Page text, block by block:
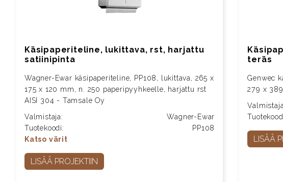
Käsipaperiteline, lukittava, rst, harjattu
satiinipinta
Wagner-Ewar käsipaperiteline, PP108, lukittava, 265 x
175 x 120 mm, n. 250 paperipyyhkeelle, harjattu rst
AISI 304 - Tamsale Oy
Valmistaja:
Wagner-Ewar
Tuotekoodi:
PP108
Katso värit
LISÄÄ PROJEKTIIN
teräs
Genwec
279 x
LISÄÄ